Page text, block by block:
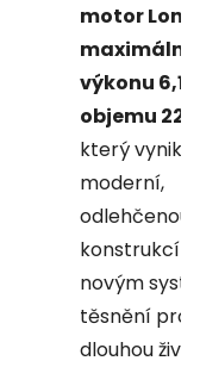
motor
výkonu 6,1
objemu
který vyniká
moderní,
odlehčenou
konstrukcí a
novým
těsnění pro
dlouhou